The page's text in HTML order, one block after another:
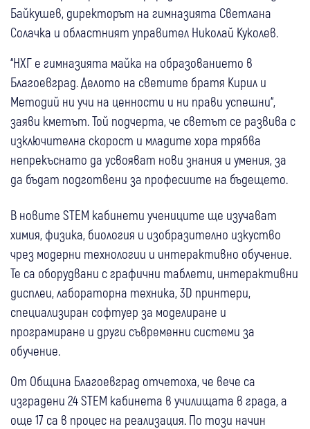
Байкушев, директорът на гимназията Светлана
Солачка и областният управител Николай Куколев.
“НХГ е гимназията майка на образованието в
Благоевград. Делото на светите братя Кирил и
Методий ни учи на ценности и ни прави успешни“,
заяви кметът. Той подчерта, че светът се развива с
изключителна скорост и младите хора трябва
непрекъснато да усвояват нови знания и умения, за
да бъдат подготвени за професиите на бъдещето.
В новите STEM кабинети учениците ще изучават
химия, физика, биология и изобразително изкуство
чрез модерни технологии и интерактивно обучение.
Те са оборудвани с графични таблети, интерактивни
дисплеи, лабораторна техника, 3D принтери,
специализиран софтуер за моделиране и
програмиране и други съвременни системи за
обучение.
От Община Благоевград отчетоха, че вече са
изградени 24 STEM кабинета в училищата в града, а
още 17 са в процес на реализация. По този начин